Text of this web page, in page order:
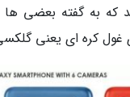
به گفته بعضی ها
کره ای یعنی گلکسی اس